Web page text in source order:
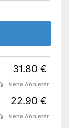
31.80 €
siehe Anbieter
22.90 €
siehe Anbieter